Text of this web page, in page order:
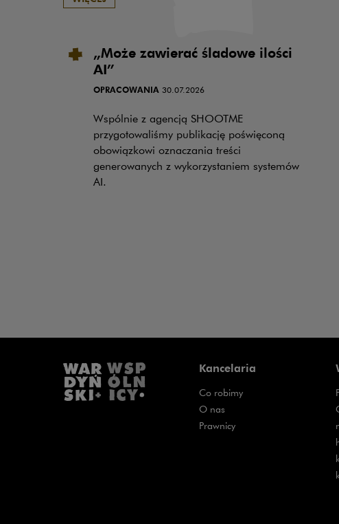
„Może zawierać śladowe ilości
AI”
OPRACOWANIA 30.07.2026
Wspólnie z agencją SHOOTME
przygotowaliśmy publikację poświęconą
obowiązkowi oznaczania treści
generowanych z wykorzystaniem systemów
AI.
Kancelaria
Co robimy
O nas
Prawnicy